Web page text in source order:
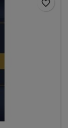
favorite_border